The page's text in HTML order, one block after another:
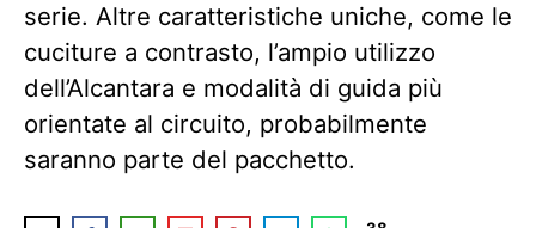
serie. Altre caratteristiche uniche, come le
cuciture a contrasto, l’ampio utilizzo
dell’Alcantara e modalità di guida più
orientate al circuito, probabilmente
saranno parte del pacchetto.